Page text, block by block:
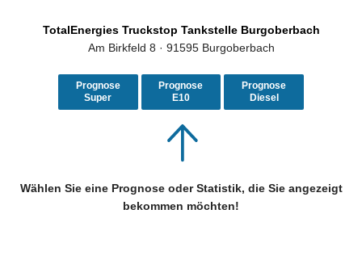
TotalEnergies Truckstop Tankstelle Burgoberbach
Am Birkfeld 8 · 91595 Burgoberbach
Prognose
Super
Prognose
E10
Prognose
Diesel
Wählen Sie eine Prognose oder Statistik, die Sie angezeigt
bekommen möchten!